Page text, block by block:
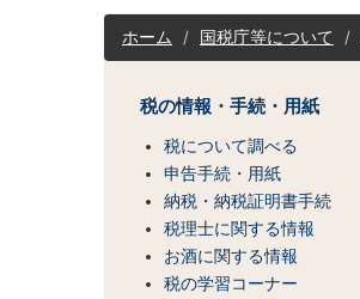
サ
イホーム 国税庁等について
税の情報・手続・用紙
税について調べる
申告手続・用紙
納税・納税証明書手続
税理士に関する情報
お酒に関する情報
税の学習コーナー